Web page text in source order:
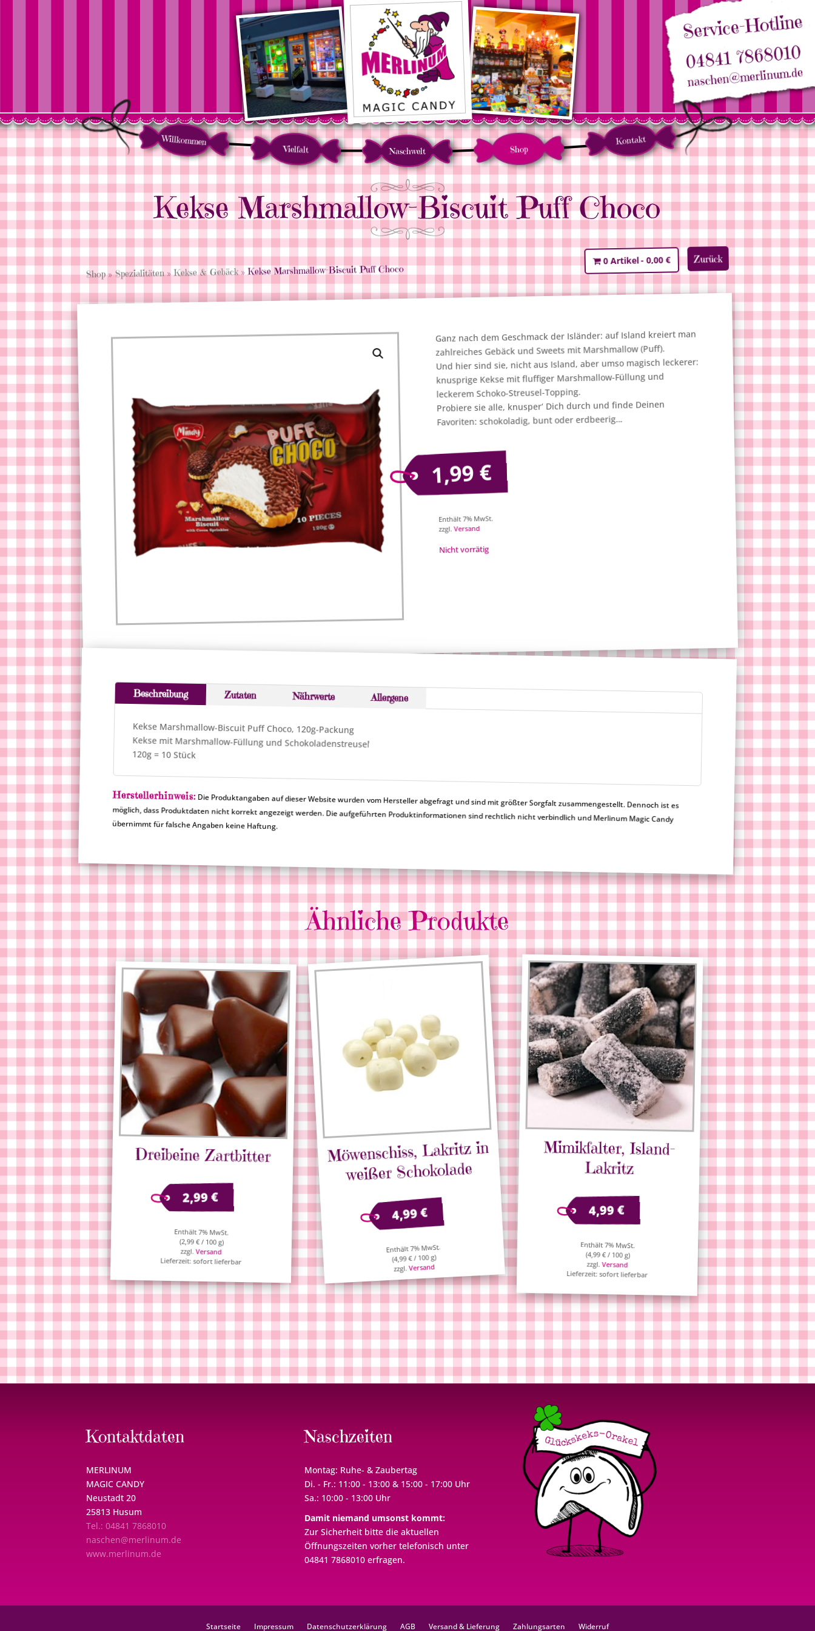
Service-Hotline
04841 7868010
naschen@merlinum.de
Willkommen
Vielfalt Naschwelt Shop
Kontakt
Kekse Marshmallow-Biscuit Puff Choco
Shop»Spezialitäten»Kekse & Gebäck» Kekse Marshmallow-Biscuit Puff Choco
Zurück
0 Artikel 0,00 €
Ganz nach dem Geschmack der Isländer: auf Island kreiert man
zahlreiches Gebäck und Sweets mit Marshmallow (Puff).
Und hier sind sie, nicht aus Island, aber umso magisch leckerer:
knusprige Kekse mit fluffiger Marshmallow-Füllung und
leckerem Schoko-Streusel-Topping.
Probiere sie alle, knusper‘ Dich durch und finde Deinen
Favoriten: schokoladig, bunt oder erdbeerig…
1,99€
Enthält 7% MwSt.
zzgl.Versand
Nicht vorrätig
Beschreibung Zutaten Nährwerte Allergene
Kekse Marshmallow-Biscuit Puff Choco, 120g-Packung
Kekse mit Marshmallow-Füllung und Schokoladenstreusel
120g = 10 Stück
Herstellerhinweis:Die Produktangaben auf dieser Website wurden vom Hersteller abgefragt und sind mit größter Sorgfalt zusammengestellt. Dennoch ist es
möglich, dass Produktdaten nicht korrekt angezeigt werden. Die aufgeführten Produktinformationen sind rechtlich nicht verbindlich und Merlinum Magic Candy
übernimmt für falsche Angaben keine Haftung.
Ähnliche Produkte
Dreibeine Zartbitter
2,99€
Enthält 7% MwSt.
(2,99€/ 100 g)
zzgl.Versand
Lieferzeit: sofort lieferbar
Möwenschiss, Lakritz in
weißer Schokolade
4,99€
Enthält 7% MwSt.
(4,99€/ 100 g)
zzgl.Versand
Mimikfalter, Island-
Lakritz
4,99€
Enthält 7% MwSt.
(4,99€/ 100 g)
zzgl.Versand
Lieferzeit: sofort lieferbar
Kontaktdaten
MERLINUM
MAGIC CANDY
Neustadt 20
25813 Husum
Tel.: 04841 7868010
naschen@merlinum.de
www.merlinum.de
Naschzeiten
Montag: Ruhe- & Zaubertag
Di. - Fr.: 11:00 - 13:00 & 15:00 - 17:00 Uhr
Sa.: 10:00 - 13:00 Uhr
Damit niemand umsonst kommt:
Zur Sicherheit bitte die aktuellen
Öffnungszeiten vorher telefonisch unter
04841 7868010 erfragen.
Startseite Impressum Datenschutzerklärung AGB Versand & Lieferung Zahlungsarten Widerruf